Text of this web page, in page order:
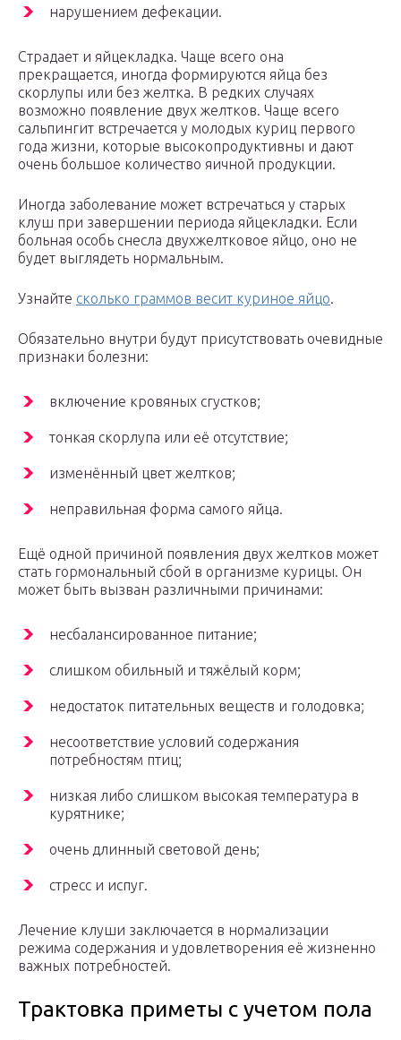
нарушением дефекации.
Страдает и яйцекладка. Чаще всего она
прекращается, иногда формируются яйца без
скорлупы или без желтка. В редких случаях
возможно появление двух желтков. Чаще всего
сальпингит встречается у молодых куриц первого
года жизни, которые высокопродуктивны и дают
очень большое количество яичной продукции.
Иногда заболевание может встречаться у старых
клуш при завершении периода яйцекладки. Если
больная особь снесла двухжелтковое яйцо, оно не
будет выглядеть нормальным.
Узнайте сколько граммов весит куриное яйцо.
Обязательно внутри будут присутствовать очевидные
признаки болезни:
включение кровяных сгустков;
тонкая скорлупа или её отсутствие;
изменённый цвет желтков;
неправильная форма самого яйца.
Ещё одной причиной появления двух желтков может
стать гормональный сбой в организме курицы. Он
может быть вызван различными причинами:
несбалансированное питание;
слишком обильный и тяжёлый корм;
недостаток питательных веществ и голодовка;
несоответствие условий содержания
потребностям птиц;
низкая либо слишком высокая температура в
курятнике;
очень длинный световой день;
стресс и испуг.
Лечение клуши заключается в нормализации
режима содержания и удовлетворения её жизненно
важных потребностей.
Трактовка приметы с учетом пола